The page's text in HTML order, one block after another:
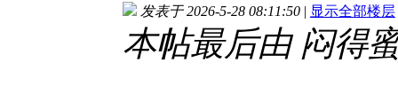
发表于 2026-5-28 08:11:50 | 显示全部楼层
本帖最后由 闷得